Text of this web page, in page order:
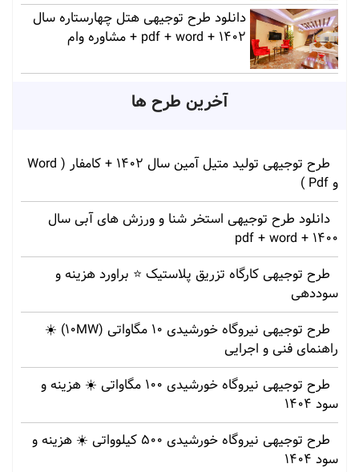
دانلود طرح توجیهی هتل چهارستاره سال
1402 + pdf + word + مشاوره وام
آخرین طرح ها
طرح توجیهی تولید متیل آمین سال 1402 + کامفار ( Word
و Pdf )
دانلود طرح توجیهی استخر شنا و ورزش های آبی سال
1400 + pdf + word
طرح توجیهی کارگاه تزریق پلاستیک ⭐ براورد هزینه و
سوددهی
طرح توجیهی نیروگاه خورشیدی 10 مگاواتی (10MW) ☀️
راهنمای فنی و اجرایی
طرح توجیهی نیروگاه خورشیدی 100 مگاواتی ☀️ هزینه‌ و
سود 1404
طرح توجیهی نیروگاه خورشیدی 500 کیلوواتی ☀️ هزینه‌ و
سود 1404